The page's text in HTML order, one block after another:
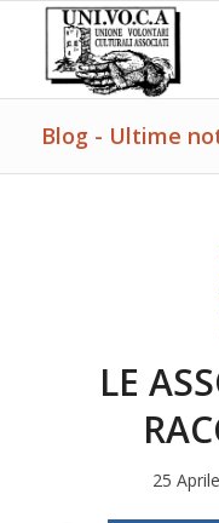
Blog - Ultime
LE
25